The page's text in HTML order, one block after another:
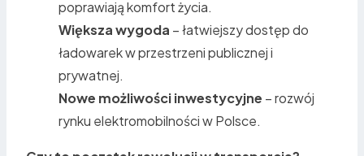
poprawiają komfort życia.
Większa wygoda – łatwiejszy dostęp do
ładowarek w przestrzeni publicznej i
prywatnej.
Nowe możliwości inwestycyjne – rozwój
rynku elektromobilności w Polsce.